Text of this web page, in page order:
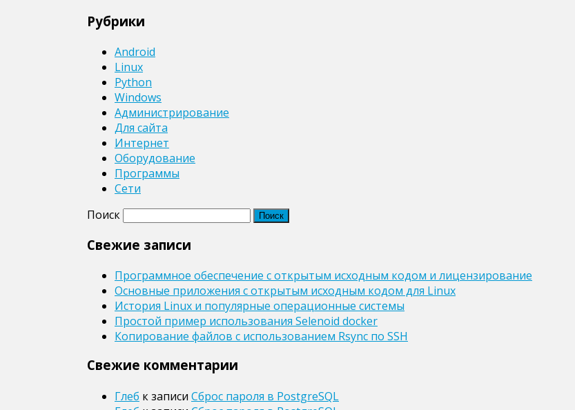
Рубрики
Android
Linux
Python
Windows
Администрирование
Для сайта
Интернет
Оборудование
Программы
Сети
Поиск
Свежие записи
Программное обеспечение с открытым исходным кодом и лицензирование
Основные приложения с открытым исходным кодом для Linux
История Linux и популярные операционные системы
Простой пример использования Selenoid docker
Копирование файлов с использованием Rsync по SSH
Свежие комментарии
Глеб к записи Сброс пароля в PostgreSQL